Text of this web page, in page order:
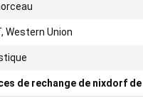
Western Union
de rechange de nixdorf